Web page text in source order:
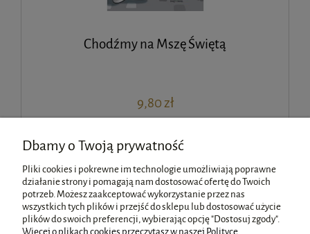
Chodźmy na Mszę Świętą
9,80 zł
« 1 2 3 »
Pomoc
Dbamy o Twoją prywatność
Pliki cookies i pokrewne im technologie umożliwiają poprawne
działanie strony i pomagają nam dostosować ofertę do Twoich
potrzeb. Możesz zaakceptować wykorzystanie przez nas
wszystkich tych plików i przejść do sklepu lub dostosować użycie
plików do swoich preferencji, wybierając opcję "Dostosuj zgody".